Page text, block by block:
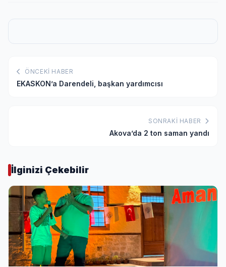
ÖNCEKI HABER
EKASKON’a Darendeli, başkan yardımcısı
SONRAKI HABER
Akova’da 2 ton saman yandı
İlginizi Çekebilir